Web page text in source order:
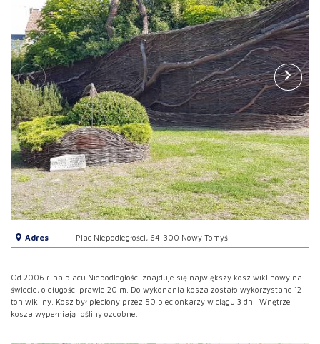
Adres Plac Niepodległości, 64-300 Nowy Tomyśl
Od 2006 r. na placu Niepodległości znajduje się największy kosz wiklinowy na
świecie, o długości prawie 20 m. Do wykonania kosza zostało wykorzystane 12
ton wikliny. Kosz był pleciony przez 50 plecionkarzy w ciągu 3 dni. Wnętrze
kosza wypełniają rośliny ozdobne.